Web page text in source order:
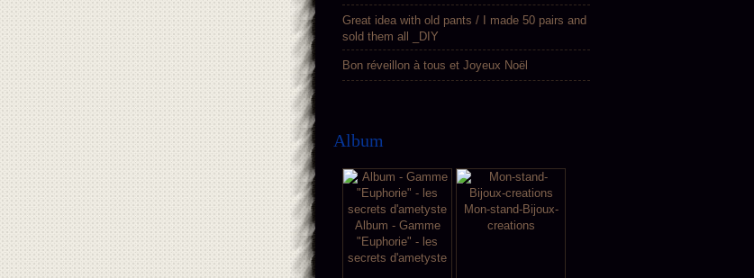
Great idea with old pants / I made 50 pairs and
sold them all _DIY
Bon réveillon à tous et Joyeux Noël
Album
Album - Gamme
"Euphorie" - les
secrets d'ametyste
Mon-stand-Bijoux-
creations